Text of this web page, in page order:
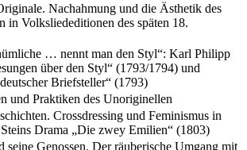
Nachahmung und die Ästhetik des
in Volksliededitionen des späten 18.
… nennt man den Styl“: Karl Philipp
über den Styl“ (1793/1794) und
Briefsteller“ (1793)
und Praktiken des Unoriginellen
Crossdressing und Feminismus in
Drama „Die zwey Emilien“ (1803)
seine Genossen. Der räuberische Umgang mit